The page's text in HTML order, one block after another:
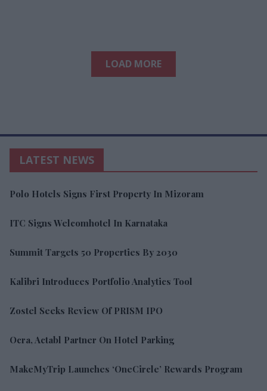
LOAD MORE
LATEST NEWS
Polo Hotels Signs First Property In Mizoram
ITC Signs Welcomhotel In Karnataka
Summit Targets 50 Properties By 2030
Kalibri Introduces Portfolio Analytics Tool
Zostel Seeks Review Of PRISM IPO
Ocra, Actabl Partner On Hotel Parking
MakeMyTrip Launches ‘OneCircle’ Rewards Program